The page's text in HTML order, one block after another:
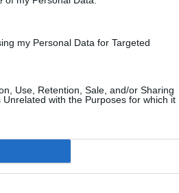
my Personal Data for Targeted
Use, Retention, Sale, and/or Sharing
with the Purposes for which it
dei senatori,
Manna, che guarda con
il futuro.